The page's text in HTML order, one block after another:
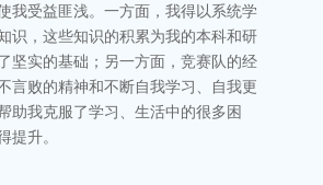
面对任何困难都能一往无前、相信自
心和勇气。学军系统的信息学竞赛训
推导的思维模式和踏实认真的做事风
我打下了深深的烙印。对我而言，这
梦想的道路不管通往何处，起点就在